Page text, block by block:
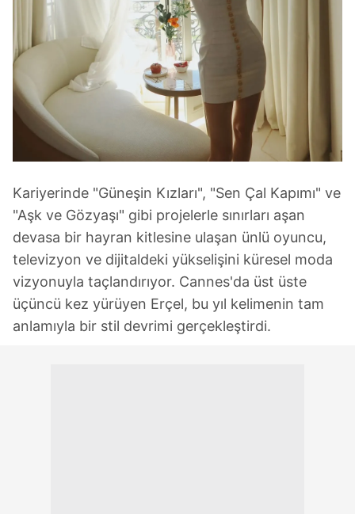
Kariyerinde "Güneşin Kızları", "Sen Çal Kapımı" ve
"Aşk ve Gözyaşı" gibi projelerle sınırları aşan
devasa bir hayran kitlesine ulaşan ünlü oyuncu,
televizyon ve dijitaldeki yükselişini küresel moda
vizyonuyla taçlandırıyor. Cannes'da üst üste
üçüncü kez yürüyen Erçel, bu yıl kelimenin tam
anlamıyla bir stil devrimi gerçekleştirdi.